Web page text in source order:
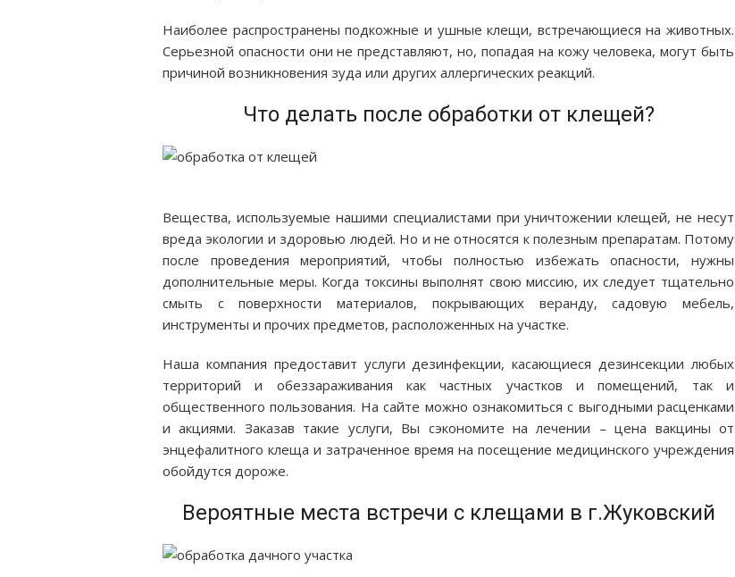
Наиболее распространены подкожные и ушные клещи, встречающиеся на животных.
Серьезной опасности они не представляют, но, попадая на кожу человека, могут быть
причиной возникновения зуда или других аллергических реакций.
Что делать после обработки от клещей?
Вещества, используемые нашими специалистами при уничтожении клещей, не несут
вреда экологии и здоровью людей. Но и не относятся к полезным препаратам. Потому
после проведения мероприятий, чтобы полностью избежать опасности, нужны
дополнительные меры. Когда токсины выполнят свою миссию, их следует тщательно
смыть с поверхности материалов, покрывающих веранду, садовую мебель,
инструменты и прочих предметов, расположенных на участке.
Наша компания предоставит услуги дезинфекции, касающиеся дезинсекции любых
территорий и обеззараживания как частных участков и помещений, так и
общественного пользования. На сайте можно ознакомиться с выгодными расценками
и акциями. Заказав такие услуги, Вы сэкономите на лечении – цена вакцины от
энцефалитного клеща и затраченное время на посещение медицинского учреждения
обойдутся дороже.
Вероятные места встречи с клещами в г.Жуковский